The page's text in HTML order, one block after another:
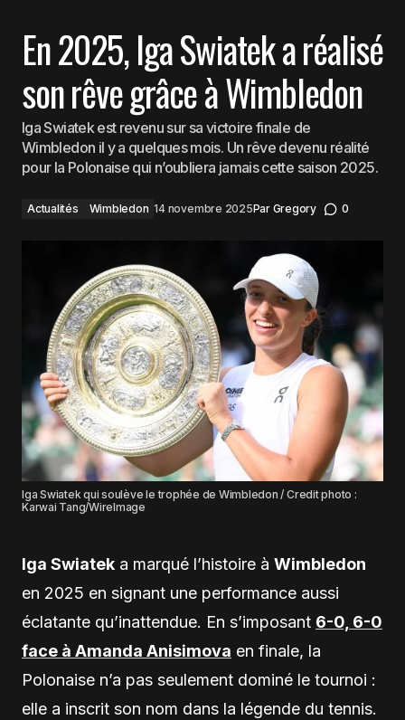
En 2025, Iga Swiatek a réalisé
son rêve grâce à Wimbledon
Iga Swiatek est revenu sur sa victoire finale de
Wimbledon il y a quelques mois. Un rêve devenu réalité
pour la Polonaise qui n’oubliera jamais cette saison 2025.
Actualités Wimbledon 14 novembre 2025Par Gregory 0
Iga Swiatek qui soulève le trophée de Wimbledon / Credit photo :
Karwai Tang/WireImage
Iga Swiatek a marqué l’histoire à Wimbledon
en 2025 en signant une performance aussi
éclatante qu’inattendue. En s’imposant 6-0, 6-0
face à Amanda Anisimova en finale, la
Polonaise n’a pas seulement dominé le tournoi :
elle a inscrit son nom dans la légende du tennis.